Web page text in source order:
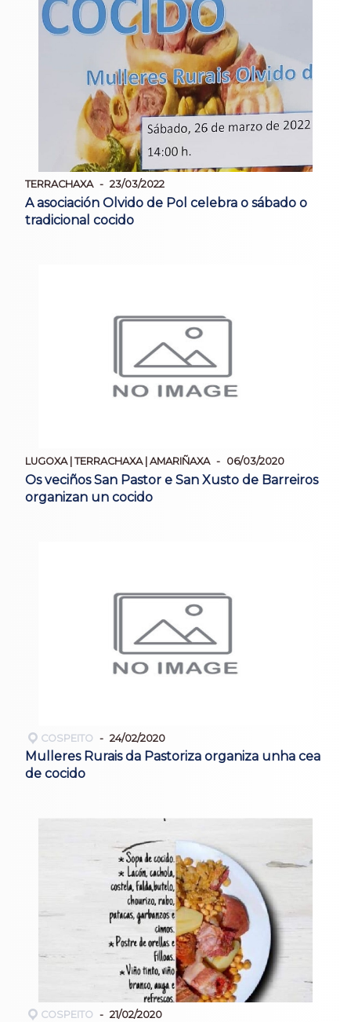
TERRACHAXA 23/03/2022
A asociación Olvido de Pol celebra o sábado o
tradicional cocido
LUGOXA | TERRACHAXA | AMARIÑAXA 06/03/2020
Os veciños San Pastor e San Xusto de Barreiros
organizan un cocido
COSPEITO 24/02/2020
Mulleres Rurais da Pastoriza organiza unha cea
de cocido
COSPEITO 21/02/2020